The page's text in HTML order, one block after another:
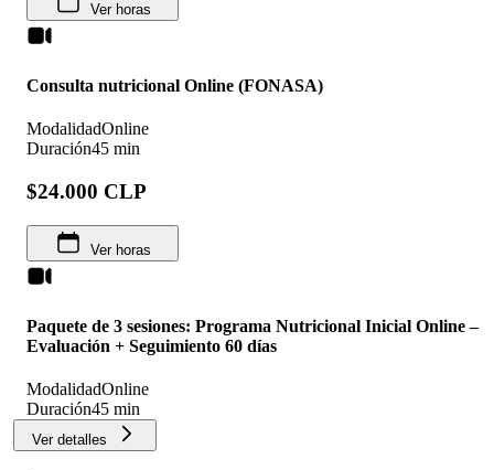
Ver horas
Consulta nutricional Online (FONASA)
ModalidadOnline
Duración45 min
$24.000 CLP
Ver horas
Paquete de 3 sesiones: Programa Nutricional Inicial Online –
Evaluación + Seguimiento 60 días
ModalidadOnline
Duración45 min
Ver detalles